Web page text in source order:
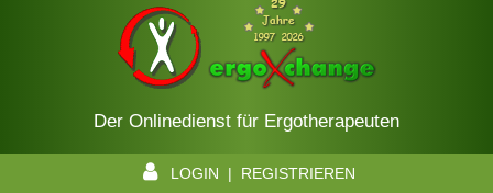
Der Onlinedienst für Ergotherapeuten
LOGIN | REGISTRIEREN